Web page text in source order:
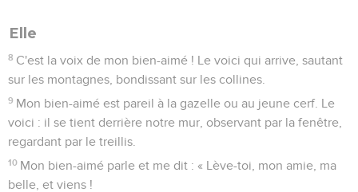
Elle
8 C'est la voix de mon bien-aimé ! Le voici qui arrive, sautant
sur les montagnes, bondissant sur les collines.
9 Mon bien-aimé est pareil à la gazelle ou au jeune cerf. Le
voici : il se tient derrière notre mur, observant par la fenêtre,
regardant par le treillis.
10 Mon bien-aimé parle et me dit : « Lève-toi, mon amie, ma
belle, et viens !